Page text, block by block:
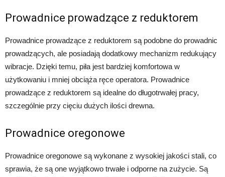
Prowadnice prowadzące z reduktorem
Prowadnice prowadzące z reduktorem są podobne do prowadnic
prowadzących, ale posiadają dodatkowy mechanizm redukujący
wibracje. Dzięki temu, piła jest bardziej komfortowa w
użytkowaniu i mniej obciąża ręce operatora. Prowadnice
prowadzące z reduktorem są idealne do długotrwałej pracy,
szczególnie przy cięciu dużych ilości drewna.
Prowadnice oregonowe
Prowadnice oregonowe są wykonane z wysokiej jakości stali, co
sprawia, że są one wyjątkowo trwałe i odporne na zużycie. Są